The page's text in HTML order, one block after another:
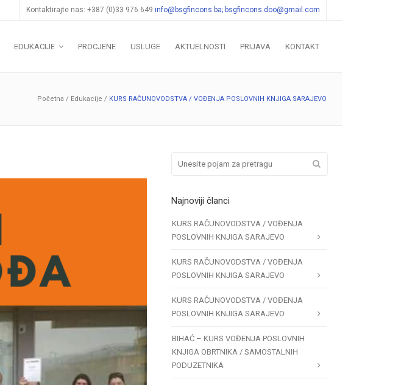
Kontaktirajte nas: +387 (0)33 976 649 info@bsgfincons.ba; bsgfincons.doo@gmail.com
EDUKACIJE PROCJENE USLUGE AKTUELNOSTI PRIJAVA KONTAKT
Početna / Edukacije / KURS RAČUNOVODSTVA / VOĐENJA POSLOVNIH KNJIGA SARAJEVO
Najnoviji članci
KURS RAČUNOVODSTVA / VOĐENJA
POSLOVNIH KNJIGA SARAJEVO
KURS RAČUNOVODSTVA / VOĐENJA
POSLOVNIH KNJIGA SARAJEVO
KURS RAČUNOVODSTVA / VOĐENJA
POSLOVNIH KNJIGA SARAJEVO
BIHAĆ – KURS VOĐENJA POSLOVNIH
KNJIGA OBRTNIKA / SAMOSTALNIH
PODUZETNIKA